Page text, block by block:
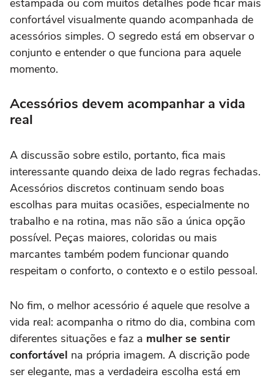
estampada ou com muitos detalhes pode ficar mais
confortável visualmente quando acompanhada de
acessórios simples. O segredo está em observar o
conjunto e entender o que funciona para aquele
momento.
Acessórios devem acompanhar a vida
real
A discussão sobre estilo, portanto, fica mais
interessante quando deixa de lado regras fechadas.
Acessórios discretos continuam sendo boas
escolhas para muitas ocasiões, especialmente no
trabalho e na rotina, mas não são a única opção
possível. Peças maiores, coloridas ou mais
marcantes também podem funcionar quando
respeitam o conforto, o contexto e o estilo pessoal.
No fim, o melhor acessório é aquele que resolve a
vida real: acompanha o ritmo do dia, combina com
diferentes situações e faz a mulher se sentir
confortável na própria imagem. A discrição pode
ser elegante, mas a verdadeira escolha está em